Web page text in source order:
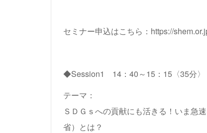
セミナー申込はこちら： https://
◆Session1 14：40～15：15〈35分〉
テーマ：
ＳＤＧｓへの貢献にも活きる！いま急
省）とは？